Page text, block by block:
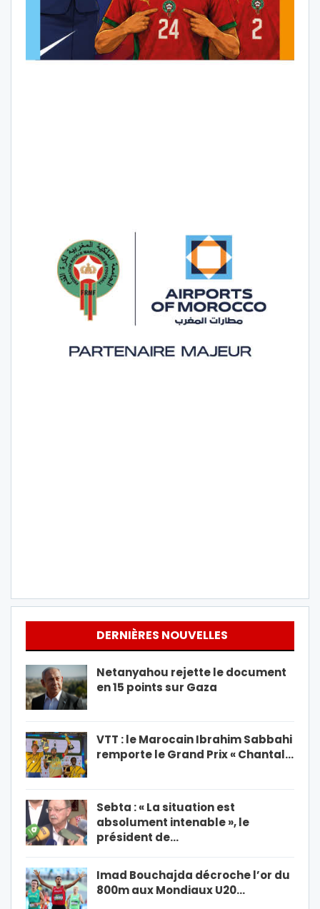
DERNIÈRES NOUVELLES
Netanyahou rejette le document
en 15 points sur Gaza
VTT : le Marocain Ibrahim Sabbahi
remporte le Grand Prix « Chantal…
Sebta : « La situation est
absolument intenable », le
président de…
Imad Bouchajda décroche l’or du
800m aux Mondiaux U20…